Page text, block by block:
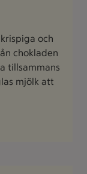
och
chokladen
tillsammans
mjölk att